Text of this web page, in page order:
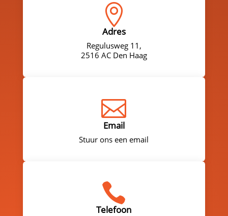

Adres
Regulusweg 11,
2516 AC Den Haag

Email
Stuur ons een email

Telefoon